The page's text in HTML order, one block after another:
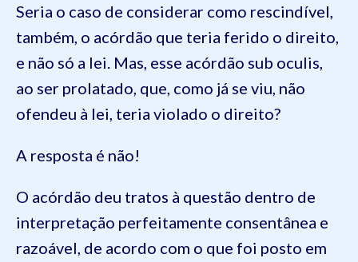
Seria o caso de considerar como rescindível,
também, o acórdão que teria ferido o direito,
e não só a lei. Mas, esse acórdão sub oculis,
ao ser prolatado, que, como já se viu, não
ofendeu à lei, teria violado o direito?
A resposta é não!
O acórdão deu tratos à questão dentro de
interpretação perfeitamente consentânea e
razoável, de acordo com o que foi posto em